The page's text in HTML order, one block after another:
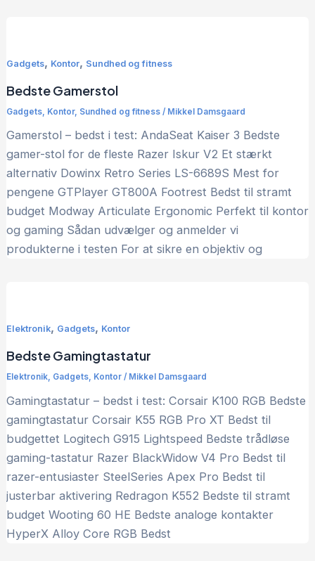
Gadgets, Kontor, Sundhed og fitness
Bedste Gamerstol
Gadgets, Kontor, Sundhed og fitness/ Mikkel Damsgaard
Gamerstol – bedst i test: AndaSeat Kaiser 3 Bedste
gamer-stol for de fleste Razer Iskur V2 Et stærkt
alternativ Dowinx Retro Series LS-6689S Mest for
pengene GTPlayer GT800A Footrest Bedst til stramt
budget Modway Articulate Ergonomic Perfekt til kontor
og gaming Sådan udvælger og anmelder vi
produkterne i testen For at sikre en objektiv og
Elektronik, Gadgets, Kontor
Bedste Gamingtastatur
Elektronik, Gadgets, Kontor/ Mikkel Damsgaard
Gamingtastatur – bedst i test: Corsair K100 RGB Bedste
gamingtastatur Corsair K55 RGB Pro XT Bedst til
budgettet Logitech G915 Lightspeed Bedste trådløse
gaming-tastatur Razer BlackWidow V4 Pro Bedst til
razer-entusiaster SteelSeries Apex Pro Bedst til
justerbar aktivering Redragon K552 Bedste til stramt
budget Wooting 60 HE Bedste analoge kontakter
HyperX Alloy Core RGB Bedst